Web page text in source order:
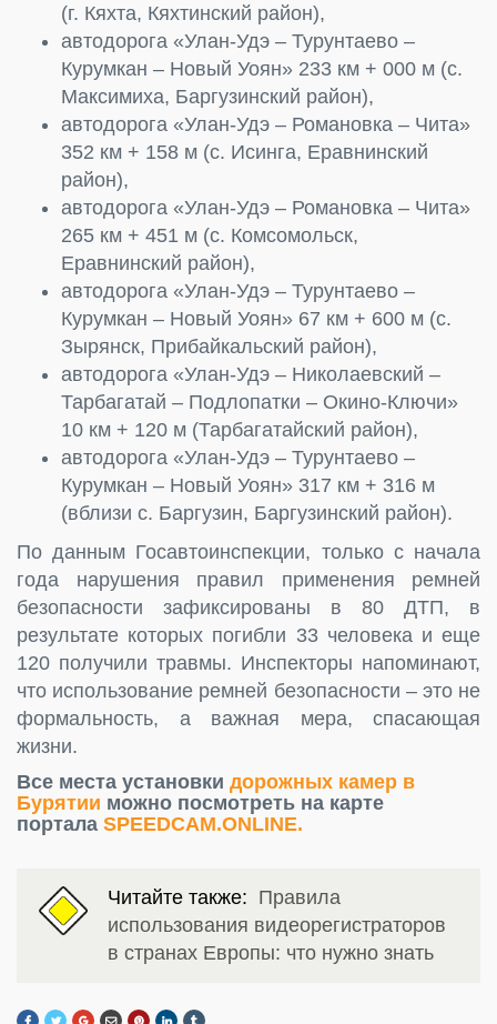
(г. Кяхта, Кяхтинский район),
автодорога «Улан-Удэ – Турунтаево –
Курумкан – Новый Уоян» 233 км + 000 м (с.
Максимиха, Баргузинский район),
автодорога «Улан-Удэ – Романовка – Чита»
352 км + 158 м (с. Исинга, Еравнинский
район),
автодорога «Улан-Удэ – Романовка – Чита»
265 км + 451 м (с. Комсомольск,
Еравнинский район),
автодорога «Улан-Удэ – Турунтаево –
Курумкан – Новый Уоян» 67 км + 600 м (с.
Зырянск, Прибайкальский район),
автодорога «Улан-Удэ – Николаевский –
Тарбагатай – Подлопатки – Окино-Ключи»
10 км + 120 м (Тарбагатайский район),
автодорога «Улан-Удэ – Турунтаево –
Курумкан – Новый Уоян» 317 км + 316 м
(вблизи с. Баргузин, Баргузинский район).
По данным Госавтоинспекции, только с начала
года нарушения правил применения ремней
безопасности зафиксированы в 80 ДТП, в
результате которых погибли 33 человека и еще
120 получили травмы. Инспекторы напоминают,
что использование ремней безопасности – это не
формальность, а важная мера, спасающая
жизни.
Все места установки дорожных камер в
Бурятии можно посмотреть на карте
портала SPEEDCAM.ONLINE.
Читайте также: Правила
использования видеорегистраторов
в странах Европы: что нужно знать